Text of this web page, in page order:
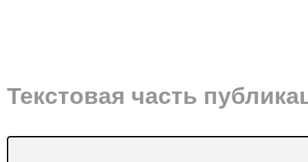
Текстовая часть